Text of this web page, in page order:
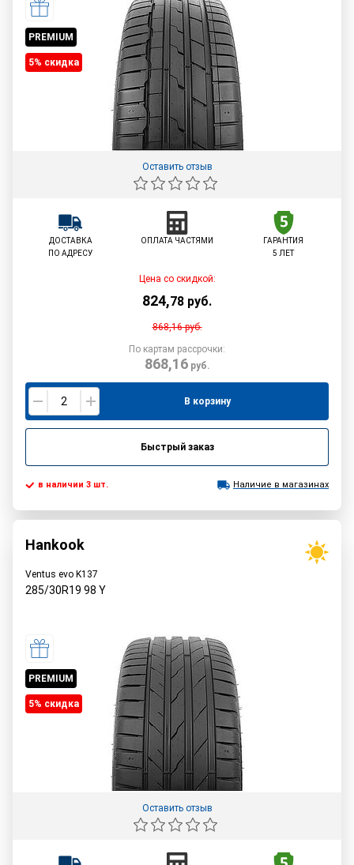
PREMIUM
5% cкидка
Оставить отзыв
ДОСТАВКА
ПО АДРЕСУ
ОПЛАТА ЧАСТЯМИ
ГАРАНТИЯ
5 ЛЕТ
Цена со скидкой:
824,78 руб.
868,16руб.
По картам рассрочки:
868,16руб.
В корзину
Быстрый заказ
в наличии 3 шт. Наличие в магазинах
Hankook
Ventus evo K137
285/30R19 98 Y
PREMIUM
5% cкидка
Оставить отзыв